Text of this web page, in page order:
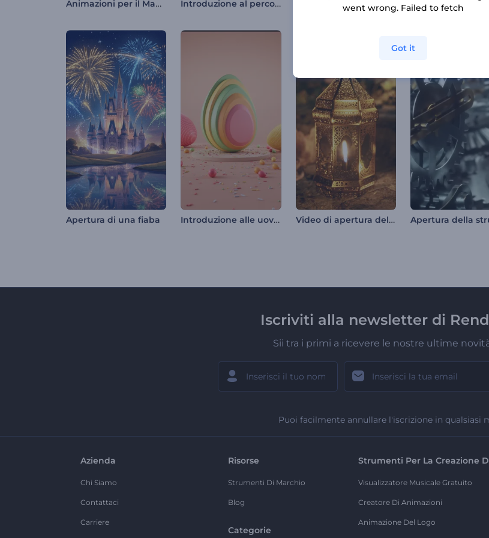
Animazioni per il Mawlid al-Nabi Introduzione al percorso di velocità in auto
Apertura di una fiaba Introduzione alle uova di Pasqua colorate Video di apertura del Ramadan di Luminary
Iscriviti alla newsletter di
Sii tra i primi a ricevere le nostre ultime
Puoi facilmente annullare l'iscrizione in qualsiasi
Azienda
Chi Siamo
Contattaci
Carriere
Risorse
Strumenti Di Marchio
Blog
Categorie
Strumenti Per La Creazione
Visualizzatore Musicale Gratuito
Creatore Di Animazioni
Animazione Del Logo
went wrong. Failed to fetch
Got it